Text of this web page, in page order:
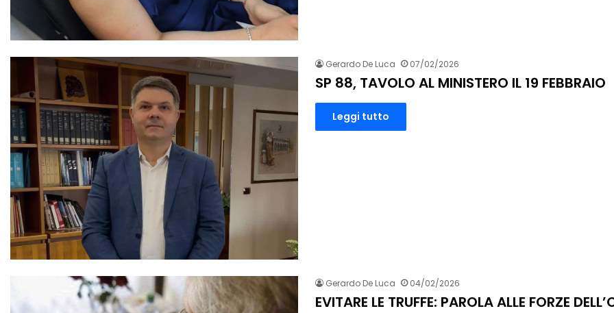
Gerardo De Luca 07/02/2026
SP 88, TAVOLO AL MINISTERO IL 19 FEBBRAIO
Leggi tutto
Gerardo De Luca 04/02/2026
EVITARE LE TRUFFE: PAROLA ALLE FORZE